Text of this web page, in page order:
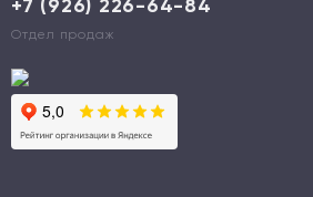
+7 (926) 226-64-84
Отдел продаж